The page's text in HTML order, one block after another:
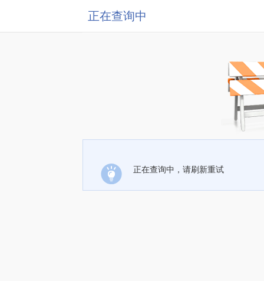
正在查询中
正在查询中，请刷新重试